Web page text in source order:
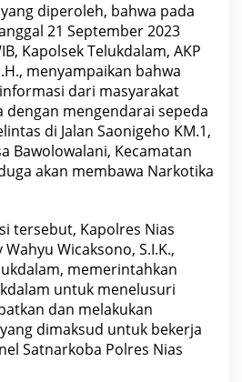
diperoleh, bahwa pada
21 September 2023
Kapolsek Telukdalam, AKP
menyampaikan bahwa
dari masyarakat
dengan mengendarai sepeda
di Jalan Saonigeho KM.1,
Bawolowalani, Kecamatan
akan membawa Narkotika
tersebut, Kapolres Nias
Wicaksono, S.I.K.,
memerintahkan
untuk menelusuri
dan melakukan
dimaksud untuk bekerja
Satnarkoba Polres Nias